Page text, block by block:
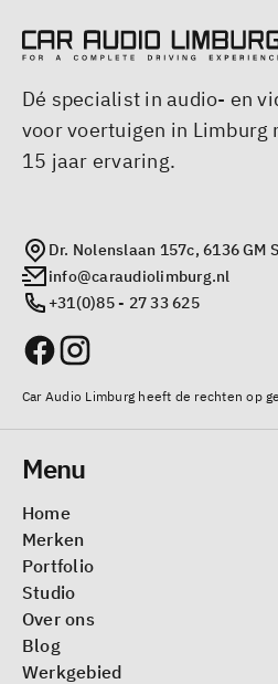
Dé specialist in audio- en
voor voertuigen in Limburg
15 jaar ervaring.
Dr. Nolenslaan 157c, 6136 GM
info@caraudiolimburg.nl
+31(0)85 - 27 33 625
Car Audio Limburg heeft de rechten op
Menu
Home
Merken
Portfolio
Studio
Over ons
Blog
Werkgebied